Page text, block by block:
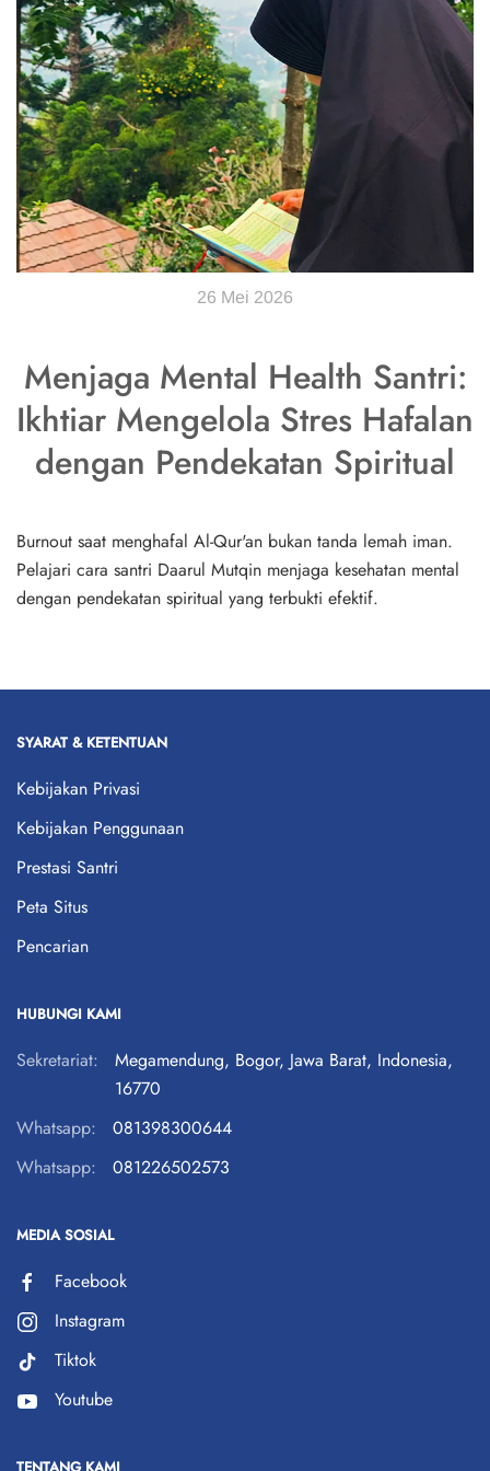
26 Mei 2026
Menjaga Mental Health Santri:
Ikhtiar Mengelola Stres Hafalan
dengan Pendekatan Spiritual
Burnout saat menghafal Al-Qur'an bukan tanda lemah iman.
Pelajari cara santri Daarul Mutqin menjaga kesehatan mental
dengan pendekatan spiritual yang terbukti efektif.
SYARAT & KETENTUAN
Kebijakan Privasi
Kebijakan Penggunaan
Prestasi Santri
Peta Situs
Pencarian
HUBUNGI KAMI
Sekretariat:
Megamendung, Bogor, Jawa Barat, Indonesia,
16770
Whatsapp:
081398300644
Whatsapp:
081226502573
MEDIA SOSIAL
Facebook
Instagram
Tiktok
Youtube